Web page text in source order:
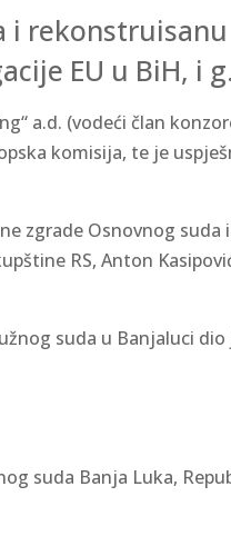
i
EU u BiH, i
a.d. (vodeći član
komisija, te je
zgrade Osnovnog
RS, Anton
suda u Banjaluci
suda Banja Luka,